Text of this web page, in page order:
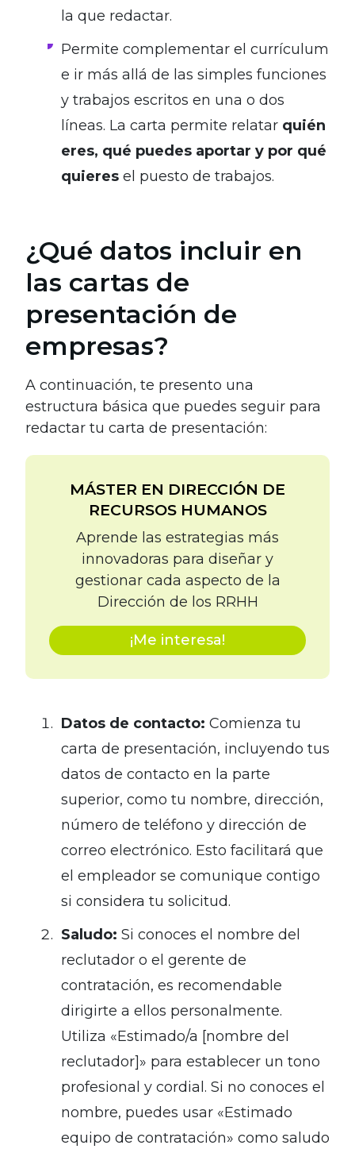
la que redactar.
Permite complementar el currículum
e ir más allá de las simples funciones
y trabajos escritos en una o dos
líneas. La carta permite relatar quién
eres, qué puedes aportar y por qué
quieres el puesto de trabajos.
¿Qué datos incluir en
las cartas de
presentación de
empresas?
A continuación, te presento una
estructura básica que puedes seguir para
redactar tu carta de presentación:
MÁSTER EN DIRECCIÓN DE
RECURSOS HUMANOS
Aprende las estrategias más
innovadoras para diseñar y
gestionar cada aspecto de la
Dirección de los RRHH
¡Me interesa!
Datos de contacto: Comienza tu
carta de presentación, incluyendo tus
datos de contacto en la parte
superior, como tu nombre, dirección,
número de teléfono y dirección de
correo electrónico. Esto facilitará que
el empleador se comunique contigo
si considera tu solicitud.
Saludo: Si conoces el nombre del
reclutador o el gerente de
contratación, es recomendable
dirigirte a ellos personalmente.
Utiliza «Estimado/a [nombre del
reclutador]» para establecer un tono
profesional y cordial. Si no conoces el
nombre, puedes usar «Estimado
equipo de contratación» como saludo